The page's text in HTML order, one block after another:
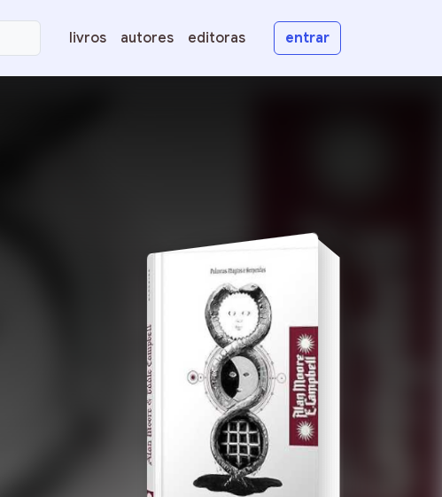
livros autores editoras entrar